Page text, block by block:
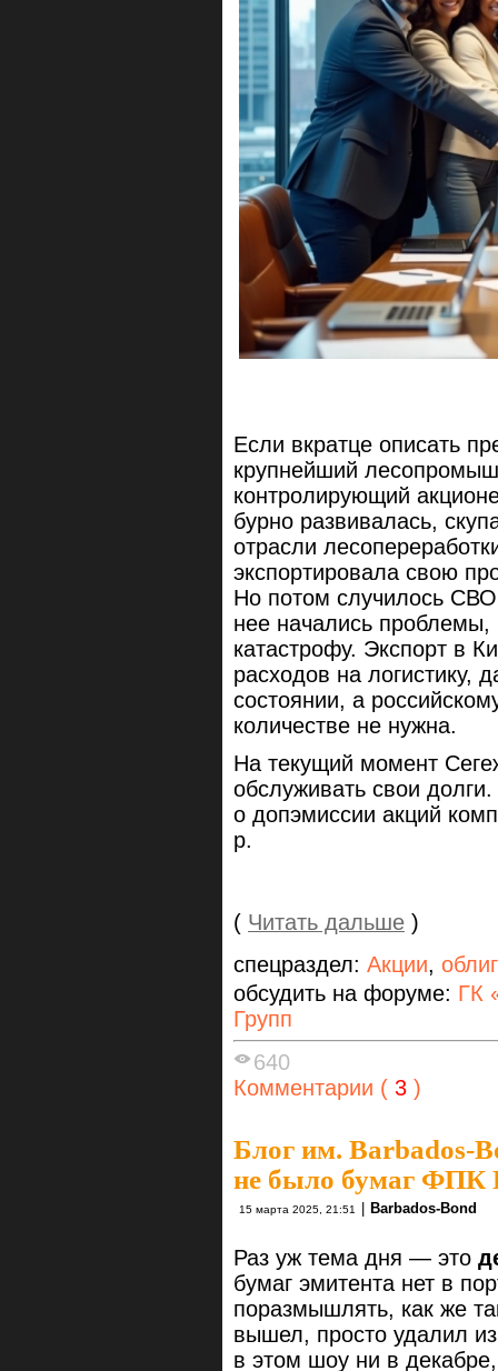
Если вкратце описать
крупнейший
контролирующий
бурно развивалась,
отрасли
экспортировала свою
Но потом случилось
нее начались проблемы,
катастрофу. Экспорт в
расходов на логистику,
состоянии, а
количестве не нужна.
На текущий момент
обслуживать свои
о допэмиссии акций
р.
( Читать дальше )
спецраздел: Акции,
обсудить на форуме: ГК
Групп
640
Комментарии ( 3 )
Блог им. Barbados-
не было бумаг ФПК
15 марта 2025, 21:51 | Barbados-Bond
Раз уж тема дня — это
бумаг эмитента нет в
поразмышлять, как же
вышел, просто удалил
в этом шоу ни в